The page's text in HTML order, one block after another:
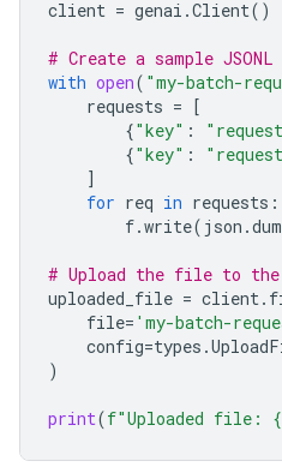
client = genai .Client()
# Create a sample
with open( "my-batch-
requests = [
{"key" :
{"key" :
]
for req in requests :
f.write( json .
# Upload the file to
uploaded_file = client.
file= 'my-batch-
config=types .
)
print(f"Uploaded file: {